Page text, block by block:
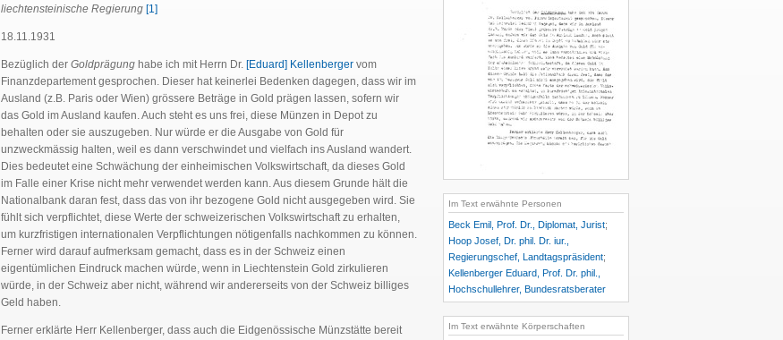
liechtensteinische Regierung [1]
18.11.1931
Bezüglich der Goldprägung habe ich mit Herrn Dr. [Eduard] Kellenberger vom
Finanzdepartement gesprochen. Dieser hat keinerlei Bedenken dagegen, dass wir im
Ausland (z.B. Paris oder Wien) grössere Beträge in Gold prägen lassen, sofern wir
das Gold im Ausland kaufen. Auch steht es uns frei, diese Münzen in Depot zu
behalten oder sie auszugeben. Nur würde er die Ausgabe von Gold für
unzweckmässig halten, weil es dann verschwindet und vielfach ins Ausland wandert.
Dies bedeutet eine Schwächung der einheimischen Volkswirtschaft, da dieses Gold
im Falle einer Krise nicht mehr verwendet werden kann. Aus diesem Grunde hält die
Nationalbank daran fest, dass das von ihr bezogene Gold nicht ausgegeben wird. Sie
fühlt sich verpflichtet, diese Werte der schweizerischen Volkswirtschaft zu erhalten,
um kurzfristigen internationalen Verpflichtungen nötigenfalls nachkommen zu können.
Ferner wird darauf aufmerksam gemacht, dass es in der Schweiz einen
eigentümlichen Eindruck machen würde, wenn in Liechtenstein Gold zirkulieren
würde, in der Schweiz aber nicht, während wir andererseits von der Schweiz billiges
Geld haben.
Ferner erklärte Herr Kellenberger, dass auch die Eidgenössische Münzstätte bereit
Im Text erwähnte Personen
Beck Emil, Prof. Dr., Diplomat, Jurist;
Hoop Josef, Dr. phil. Dr. iur.,
Regierungschef, Landtagspräsident;
Kellenberger Eduard, Prof. Dr. phil.,
Hochschullehrer, Bundesratsberater
Im Text erwähnte Körperschaften